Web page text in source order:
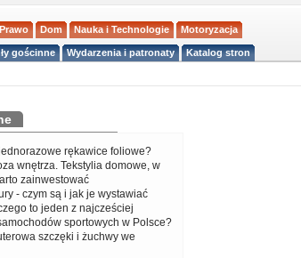
Prawo Dom Nauka i Technologie Motoryzacja
gościnne Wydarzenia i patronaty Katalog stron
rękawice foliowe?
wnętrza. Tekstylia domowe, w
zainwestować
- czym są i jak je wystawiać
to jeden z najcześciej
sportowych w Polsce?
szczęki i żuchwy we